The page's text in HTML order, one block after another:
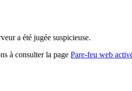
a été jugée suspicieuse.
à consulter la page Pare-feu web